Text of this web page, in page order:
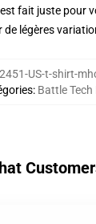
fait juste pour
de légères
US-t-shirt-
: Battle Tech